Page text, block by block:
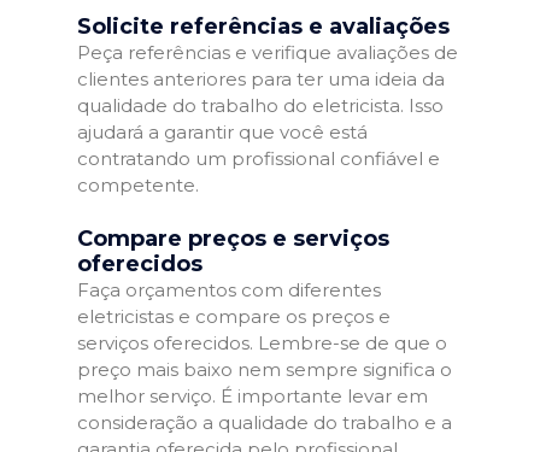
Solicite referências e avaliações
Peça referências e verifique avaliações de
clientes anteriores para ter uma ideia da
qualidade do trabalho do eletricista. Isso
ajudará a garantir que você está
contratando um profissional confiável e
competente.
Compare preços e serviços
oferecidos
Faça orçamentos com diferentes
eletricistas e compare os preços e
serviços oferecidos. Lembre-se de que o
preço mais baixo nem sempre significa o
melhor serviço. É importante levar em
consideração a qualidade do trabalho e a